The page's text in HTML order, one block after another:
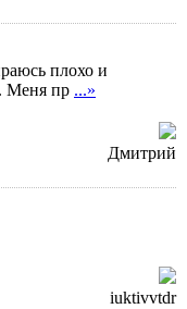
плохо и
Меня пр ...»
Дмитрий
iuktivvtdr